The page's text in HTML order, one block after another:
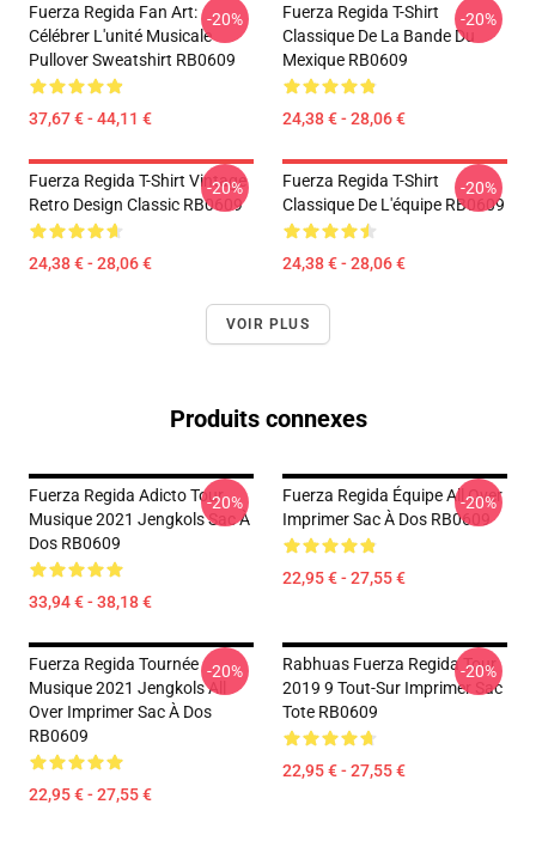
Fuerza Regida Fan Art:
Célébrer L'unité Musicale
Pullover Sweatshirt RB0609
37,67 € - 44,11 €
-20%
Fuerza Regida T-Shirt
Classique De La Bande Du
Mexique RB0609
24,38 € - 28,06 €
-20%
Fuerza Regida T-Shirt Vintage
Retro Design Classic RB0609
24,38 € - 28,06 €
-20%
Fuerza Regida T-Shirt
Classique De L'équipe RB0609
24,38 € - 28,06 €
-20%
VOIR PLUS
Produits connexes
Fuerza Regida Adicto Tour
Musique 2021 Jengkols Sac À
Dos RB0609
33,94 € - 38,18 €
-20%
Fuerza Regida Équipe All Over
Imprimer Sac À Dos RB0609
22,95 € - 27,55 €
-20%
Fuerza Regida Tournée
Musique 2021 Jengkols All
Over Imprimer Sac À Dos
RB0609
22,95 € - 27,55 €
-20%
Rabhuas Fuerza Regida Tour
2019 9 Tout-Sur Imprimer Sac
Tote RB0609
22,95 € - 27,55 €
-20%